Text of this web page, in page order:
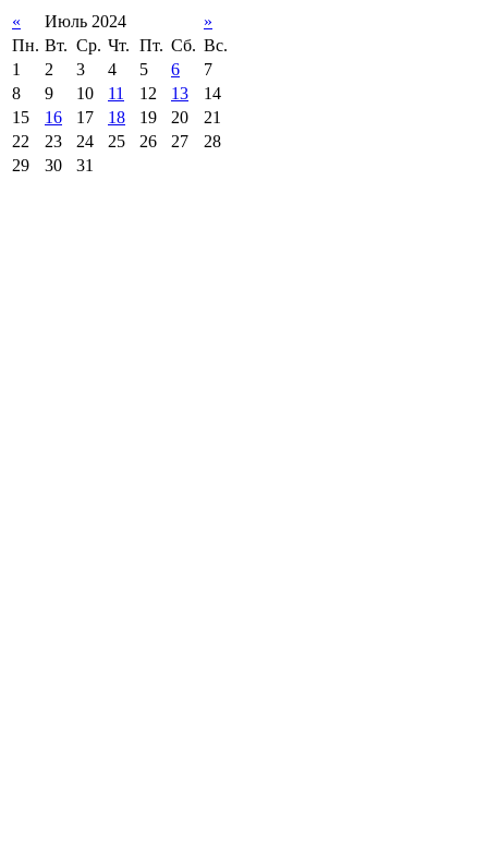
« Июль 2024
»
Пн. Вт. Ср. Чт. Пт. Сб. Вс.
1
2 3 4 5 6
7
8
9 10 11 12 13
14
15
16 17 18 19 20
21
22
23 24 25 26 27
28
29
30 31